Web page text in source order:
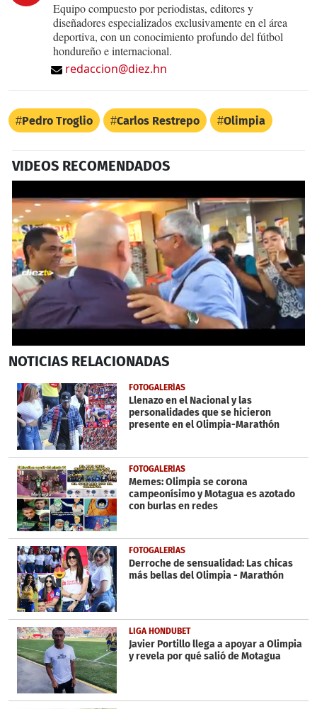
Equipo compuesto por periodistas, editores y
diseñadores especializados exclusivamente en el área
deportiva, con un conocimiento profundo del fútbol
hondureño e internacional.
redaccion@diez.hn
Pedro Troglio Carlos Restrepo Olimpia
VIDEOS RECOMENDADOS
seconds
2
minutes,
7
seconds
NOTICIAS RELACIONADAS
FOTOGALERÍAS
Llenazo en el Nacional y las
personalidades que se hicieron
presente en el Olimpia-Marathón
FOTOGALERÍAS
Memes: Olimpia se corona
campeonísimo y Motagua es azotado
con burlas en redes
FOTOGALERÍAS
Derroche de sensualidad: Las chicas
más bellas del Olimpia - Marathón
LIGA HONDUBET
Javier Portillo llega a apoyar a Olimpia
y revela por qué salió de Motagua